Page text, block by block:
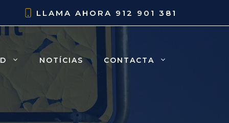
LLAMA AHORA 912 901 381
NOTÍCIAS CONTACTA